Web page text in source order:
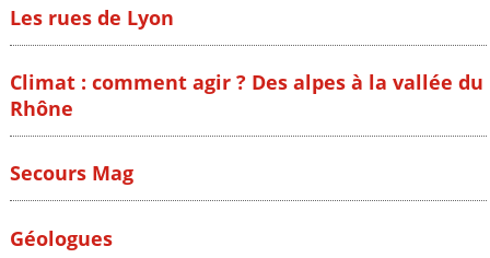
Les rues de Lyon
Climat : comment agir ? Des alpes à la vallée du
Rhône
Secours Mag
Géologues